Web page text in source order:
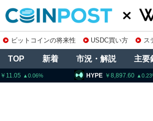
ビットコインの将来性 USDC買い方 ス
TOP 新着 市況・解説 主要
BTC
HYPE 8,897.60